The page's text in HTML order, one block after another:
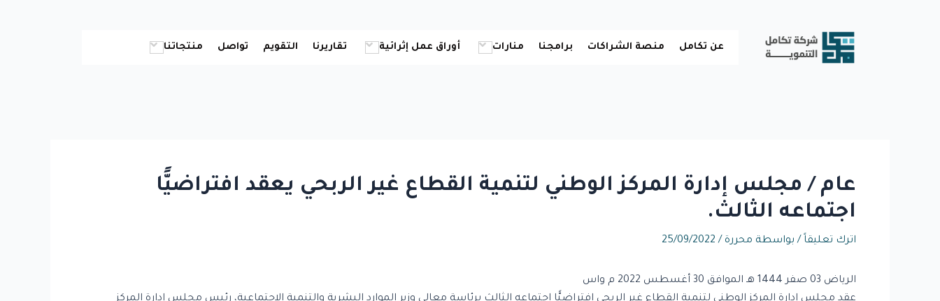
عن تكامل منصة الشراكات برامجنا منارات أوراق عمل إثرائية تقاريرنا التقويم تواصل منتجاتنا
عام / مجلس إدارة المركز الوطني لتنمية القطاع غير الربحي يعقد افتراضيًّا
اجتماعه الثالث.
اترك تعليقاً / بواسطة محررة /
25/09/2022
الرياض 03 صفر 1444 هـ الموافق 30 أغسطس 2022 م واس